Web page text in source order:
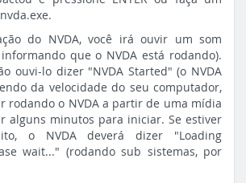
do NVDA, você irá ouvir um som
que o NVDA está rodando).
ouvi-lo dizer "NVDA Started" (o NVDA
da velocidade do seu computador,
rodando o NVDA a partir de uma mídia
alguns minutos para iniciar. Se estiver
o NVDA deverá dizer "Loading
wait..." (rodando sub sistemas, por